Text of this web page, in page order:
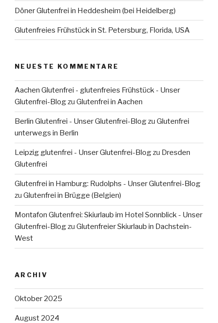
Döner Glutenfrei in Heddesheim (bei Heidelberg)
Glutenfreies Frühstück in St. Petersburg, Florida, USA
NEUESTE KOMMENTARE
Aachen Glutenfrei - glutenfreies Frühstück - Unser
Glutenfrei-Blogzu Glutenfrei in Aachen
Berlin Glutenfrei - Unser Glutenfrei-Blogzu Glutenfrei
unterwegs in Berlin
Leipzig glutenfrei - Unser Glutenfrei-Blogzu Dresden
Glutenfrei
Glutenfrei in Hamburg: Rudolphs - Unser Glutenfrei-Blog
zu Glutenfrei in Brügge (Belgien)
Montafon Glutenfrei: Skiurlaub im Hotel Sonnblick - Unser
Glutenfrei-Blogzu Glutenfreier Skiurlaub in Dachstein-
West
ARCHIV
Oktober 2025
August 2024